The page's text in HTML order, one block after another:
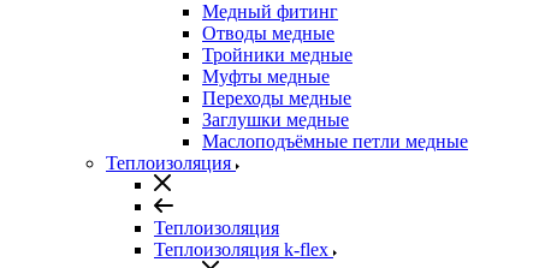
Медный фитинг
Отводы медные
Тройники медные
Муфты медные
Переходы медные
Заглушки медные
Маслоподъёмные петли медные
Теплоизоляция
Теплоизоляция
Теплоизоляция k-flex